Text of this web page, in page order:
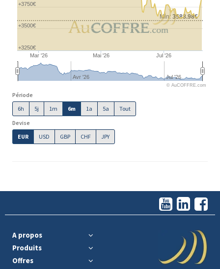
Min: 3588.98€
Mar '26 Mai '26 Jul '26
Avr '26 Jul '26
+3250€
+3500€
+3750€
© AuCOFFRE.com
Période
6h
5j 1m 6m 1a 5a
Tout
Devise
EUR
USD GBP CHF JPY
A propos
Produits
Offres